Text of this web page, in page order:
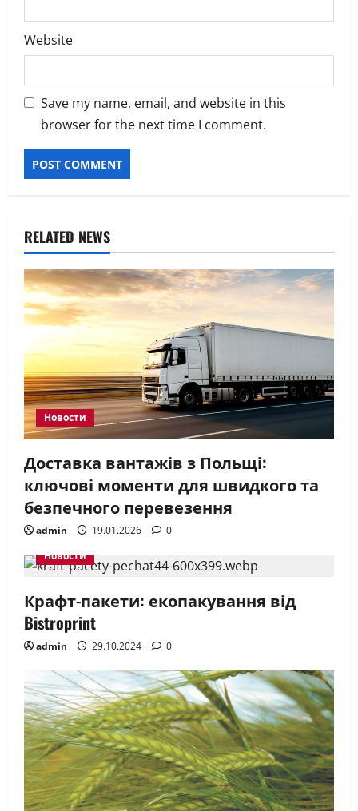
Website
Save my name, email, and website in this
browser for the next time I comment.
RELATED NEWS
Новости
Доставка вантажів з Польщі:
ключові моменти для швидкого та
безпечного перевезення
admin 19.01.2026
0
Новости
Крафт-пакети: екопакування від
Bistroprint
admin 29.10.2024 0